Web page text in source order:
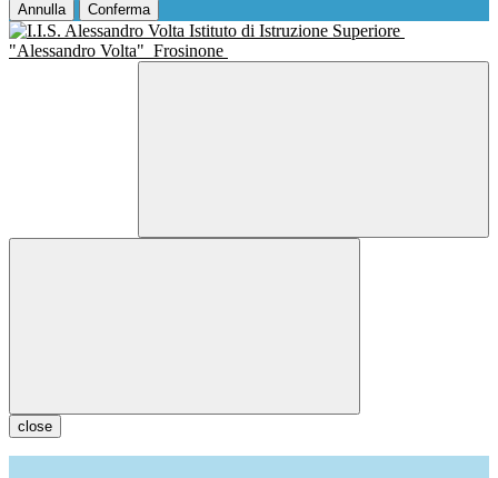
Annulla Conferma
Istituto di Istruzione Superiore
"Alessandro Volta" Frosinone
close